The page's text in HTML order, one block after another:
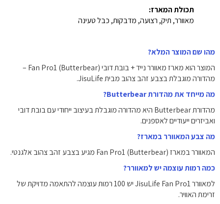
תכולת המארז:
מאוורר, תיק, רצועה, מדבקות, כבל טעינה
מהו שם המוצר המלא?
המוצר הוא מארז מאוורר נייד + בובת דובי Fan Pro1 (Butterbear) –
מהדורה מוגבלת בצבע זהב צהוב מבית JisuLife.
מה מייחד את מהדורת Butterbear?
מהדורת Butterbear היא מהדורה מוגבלת בעיצוב ייחודי עם בובת דובי
ואביזרים ייעודיים לאספנים.
מה צבע המאוורר במארז?
המאוורר במארז Fan Pro1 (Butterbear) מגיע בצבע זהב צהוב אלגנטי.
כמה רמות עוצמה יש למאוורר?
למאוורר JisuLife Fan Pro1 יש 100 רמות עוצמה להתאמה מדויקת של
זרימת האוויר.